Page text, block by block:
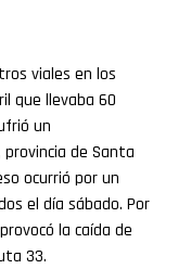
viales en los
que llevaba 60
un
de Santa
ocurrió por un
el día sábado. Por
la caída de
33.